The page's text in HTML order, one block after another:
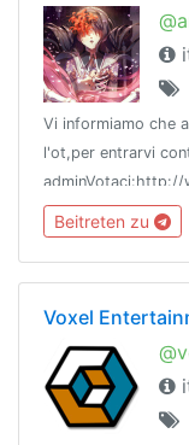
Vi informiamo che
l'ot,per entrarvi
adminVotaci:http://
https://discord.gg/
Beitreten zu
Voxel